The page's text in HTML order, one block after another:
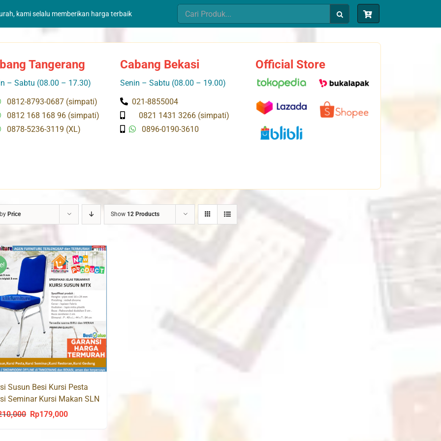
kami selalu memberikan harga terbaik
Search
for:
Tangerang
– Sabtu (08.00 – 17.30)
0812-8793-0687 (simpati)
0812 168 168 96 (simpati)
0878-5236-3119 (XL)
Cabang Bekasi
Senin – Sabtu (08.00 – 19.00)
021-8855004
0821 1431 3266 (simpati)
0896-0190-3610
Official Store
Price Show 12 Products
Susun Besi Kursi Pesta
Seminar Kursi Makan SLN
Original
Rp179,000Current